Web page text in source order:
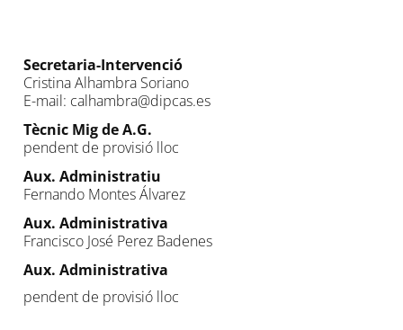
Secretaria-Intervenció
Cristina Alhambra Soriano
E-mail: calhambra@dipcas.es
Tècnic Mig de A.G.
pendent de provisió lloc
Aux. Administratiu
Fernando Montes Álvarez
Aux. Administrativa
Francisco José Perez Badenes
Aux. Administrativa
pendent de provisió lloc